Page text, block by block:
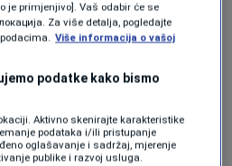
mogli bi iznenada da
impulsivnih
rekli do kraja sedmice
veći odjek nego što
je primjenjivo]. Vaš odabir će se
Za više detalja, pogledajte
Više informacija o vašoj
podatke kako bismo
Aktivno skenirajte karakteristike
podataka i/ili pristupanje
oglašavanje i sadržaj, mjerenje
publike i razvoj usluga.